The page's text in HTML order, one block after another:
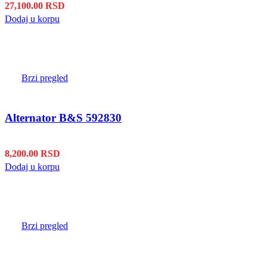
27,100.00 RSD
Dodaj u korpu
Brzi pregled
Alternator B&S 592830
8,200.00 RSD
Dodaj u korpu
Brzi pregled